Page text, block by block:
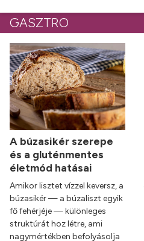
GASZTRO
A búzasikér szerepe
és a gluténmentes
életmód hatásai
Amikor lisztet vízzel keversz, a
búzasikér — a búzaliszt egyik
fő fehérjéje — különleges
struktúrát hoz létre, ami
nagymértékben befolyásolja